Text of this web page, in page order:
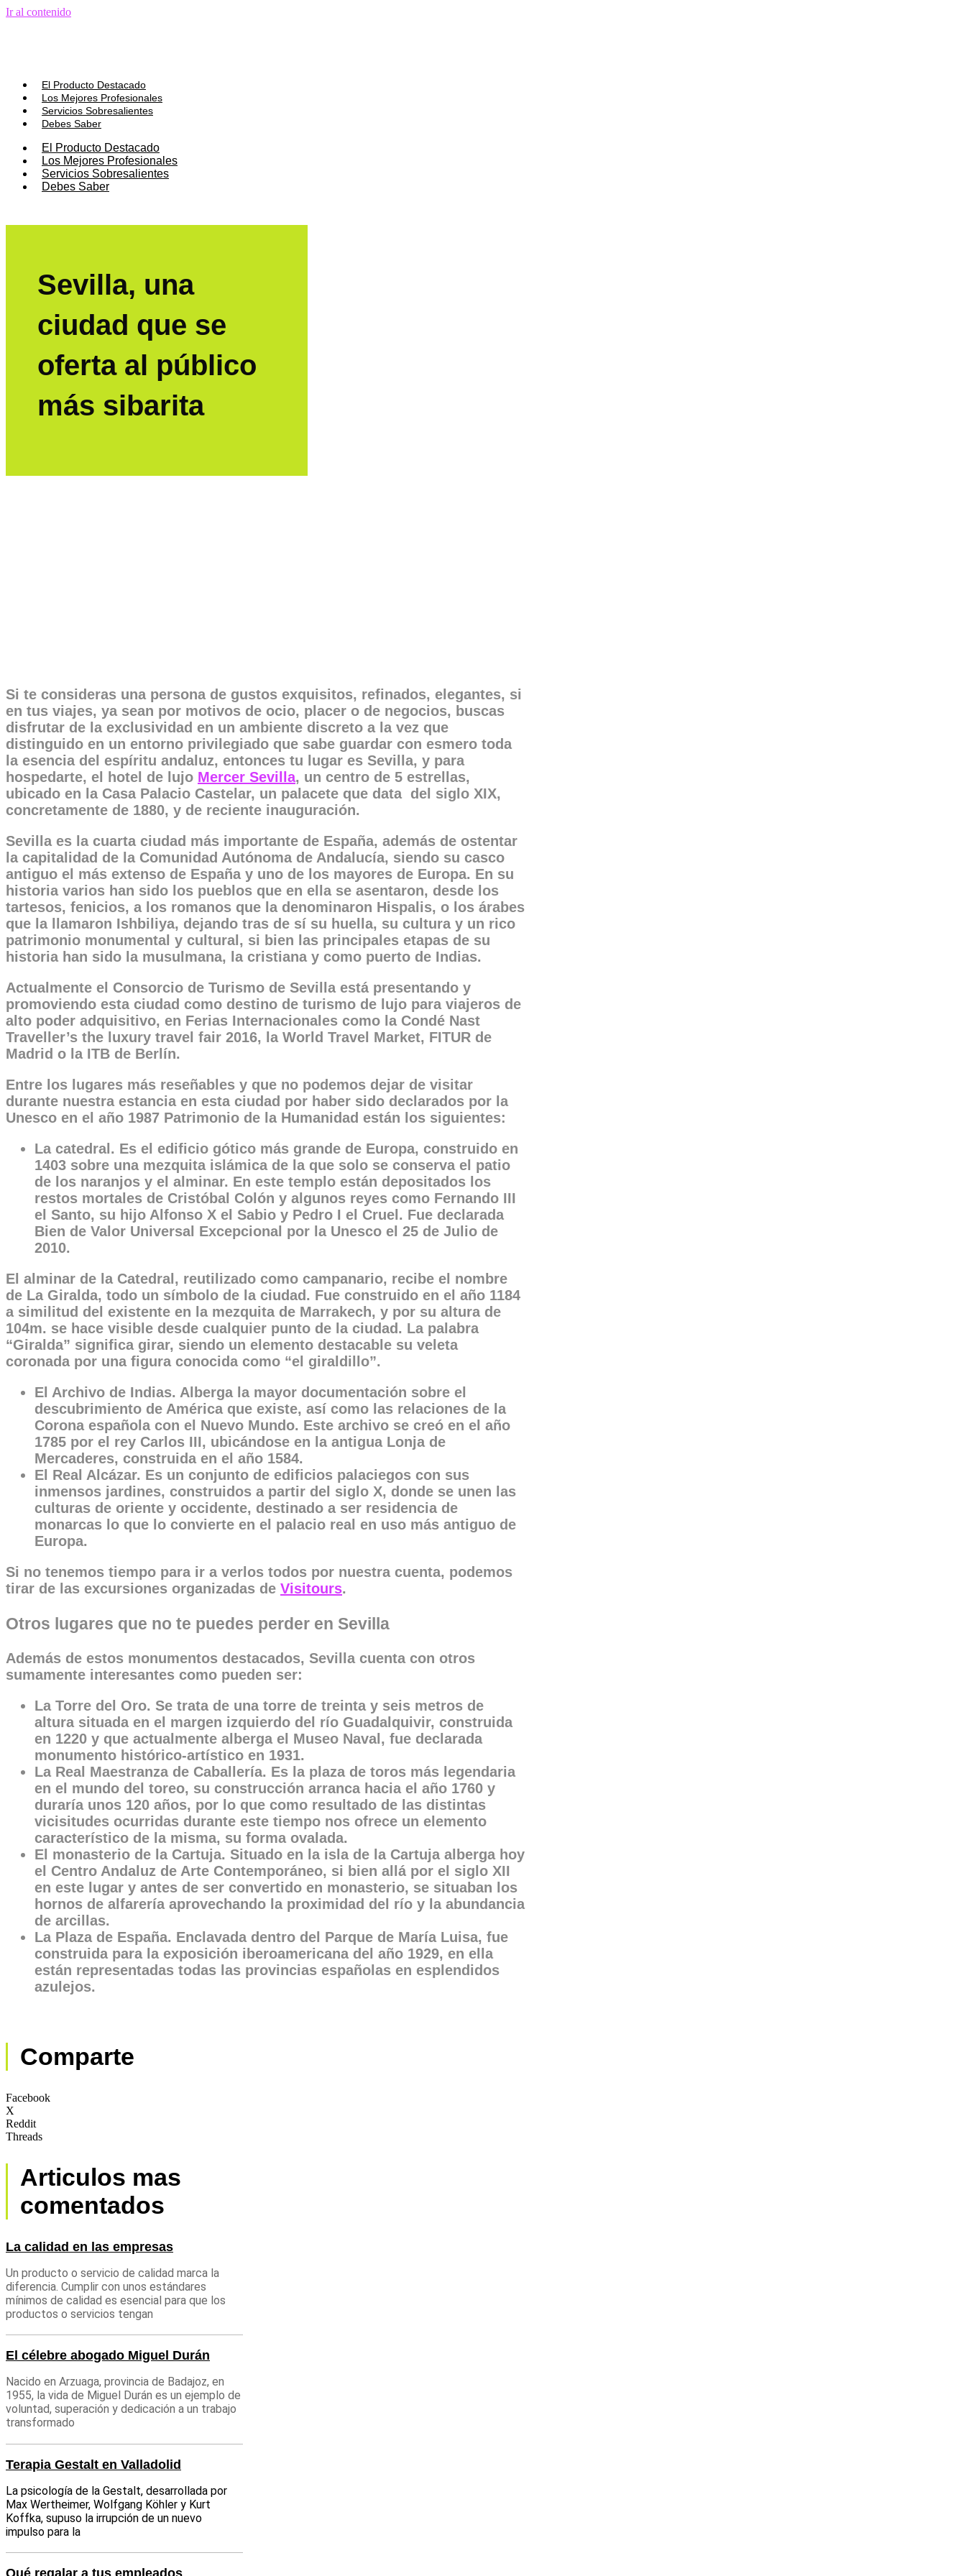
Ir al contenido
El Producto Destacado
Los Mejores Profesionales
Servicios Sobresalientes
Debes Saber
El Producto Destacado
Los Mejores Profesionales
Servicios Sobresalientes
Debes Saber
Sevilla, una
ciudad que se
oferta al público
más sibarita
Si te consideras una persona de gustos exquisitos, refinados, elegantes, si
en tus viajes, ya sean por motivos de ocio, placer o de negocios, buscas
disfrutar de la exclusividad en un ambiente discreto a la vez que
distinguido en un entorno privilegiado que sabe guardar con esmero toda
la esencia del espíritu andaluz, entonces tu lugar es Sevilla, y para
hospedarte, el hotel de lujo Mercer Sevilla, un centro de 5 estrellas,
ubicado en la Casa Palacio Castelar, un palacete que data del siglo XIX,
concretamente de 1880, y de reciente inauguración.
Sevilla es la cuarta ciudad más importante de España, además de ostentar
la capitalidad de la Comunidad Autónoma de Andalucía, siendo su casco
antiguo el más extenso de España y uno de los mayores de Europa. En su
historia varios han sido los pueblos que en ella se asentaron, desde los
tartesos, fenicios, a los romanos que la denominaron Hispalis, o los árabes
que la llamaron Ishbiliya, dejando tras de sí su huella, su cultura y un rico
patrimonio monumental y cultural, si bien las principales etapas de su
historia han sido la musulmana, la cristiana y como puerto de Indias.
Actualmente el Consorcio de Turismo de Sevilla está presentando y
promoviendo esta ciudad como destino de turismo de lujo para viajeros de
alto poder adquisitivo, en Ferias Internacionales como la Condé Nast
Traveller’s the luxury travel fair 2016, la World Travel Market, FITUR de
Madrid o la ITB de Berlín.
Entre los lugares más reseñables y que no podemos dejar de visitar
durante nuestra estancia en esta ciudad por haber sido declarados por la
Unesco en el año 1987 Patrimonio de la Humanidad están los siguientes:
La catedral. Es el edificio gótico más grande de Europa, construido en
1403 sobre una mezquita islámica de la que solo se conserva el patio
de los naranjos y el alminar. En este templo están depositados los
restos mortales de Cristóbal Colón y algunos reyes como Fernando III
el Santo, su hijo Alfonso X el Sabio y Pedro I el Cruel. Fue declarada
Bien de Valor Universal Excepcional por la Unesco el 25 de Julio de
2010.
El alminar de la Catedral, reutilizado como campanario, recibe el nombre
de La Giralda, todo un símbolo de la ciudad. Fue construido en el año 1184
a similitud del existente en la mezquita de Marrakech, y por su altura de
104m. se hace visible desde cualquier punto de la ciudad. La palabra
“Giralda” significa girar, siendo un elemento destacable su veleta
coronada por una figura conocida como “el giraldillo”.
El Archivo de Indias. Alberga la mayor documentación sobre el
descubrimiento de América que existe, así como las relaciones de la
Corona española con el Nuevo Mundo. Este archivo se creó en el año
1785 por el rey Carlos III, ubicándose en la antigua Lonja de
Mercaderes, construida en el año 1584.
El Real Alcázar. Es un conjunto de edificios palaciegos con sus
inmensos jardines, construidos a partir del siglo X, donde se unen las
culturas de oriente y occidente, destinado a ser residencia de
monarcas lo que lo convierte en el palacio real en uso más antiguo de
Europa.
Si no tenemos tiempo para ir a verlos todos por nuestra cuenta, podemos
tirar de las excursiones organizadas de Visitours.
Otros lugares que no te puedes perder en Sevilla
Además de estos monumentos destacados, Sevilla cuenta con otros
sumamente interesantes como pueden ser:
La Torre del Oro. Se trata de una torre de treinta y seis metros de
altura situada en el margen izquierdo del río Guadalquivir, construida
en 1220 y que actualmente alberga el Museo Naval, fue declarada
monumento histórico-artístico en 1931.
La Real Maestranza de Caballería. Es la plaza de toros más legendaria
en el mundo del toreo, su construcción arranca hacia el año 1760 y
duraría unos 120 años, por lo que como resultado de las distintas
vicisitudes ocurridas durante este tiempo nos ofrece un elemento
característico de la misma, su forma ovalada.
El monasterio de la Cartuja. Situado en la isla de la Cartuja alberga hoy
el Centro Andaluz de Arte Contemporáneo, si bien allá por el siglo XII
en este lugar y antes de ser convertido en monasterio, se situaban los
hornos de alfarería aprovechando la proximidad del río y la abundancia
de arcillas.
La Plaza de España. Enclavada dentro del Parque de María Luisa, fue
construida para la exposición iberoamericana del año 1929, en ella
están representadas todas las provincias españolas en esplendidos
azulejos.
Comparte
Facebook
X
Reddit
Threads
Articulos mas
comentados
La calidad en las empresas
Un producto o servicio de calidad marca la
diferencia. Cumplir con unos estándares
mínimos de calidad es esencial para que los
productos o servicios tengan
El célebre abogado Miguel Durán
Nacido en Arzuaga, provincia de Badajoz, en
1955, la vida de Miguel Durán es un ejemplo de
voluntad, superación y dedicación a un trabajo
transformado
Terapia Gestalt en Valladolid
La psicología de la Gestalt, desarrollada por
Max Wertheimer, Wolfgang Köhler y Kurt
Koffka, supuso la irrupción de un nuevo
impulso para la